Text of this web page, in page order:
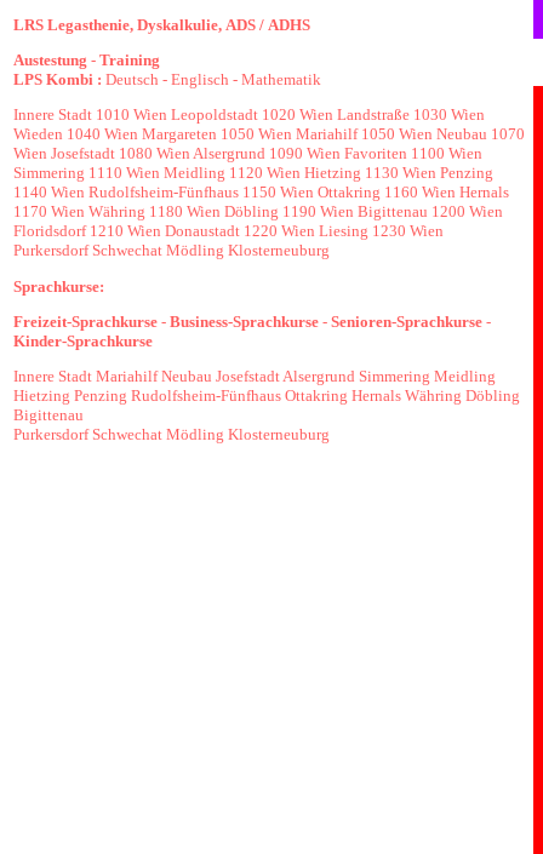
LRS Legasthenie, Dyskalkulie, ADS / ADHS
Austestung - Training
LPS Kombi : Deutsch - Englisch - Mathematik
Innere Stadt 1010 Wien Leopoldstadt 1020 Wien Landstraße 1030 Wien
Wieden 1040 Wien Margareten 1050 Wien Mariahilf1050 Wien Neubau 1070
Wien Josefstadt 1080 Wien Alsergrund 1090 Wien Favoriten 1100 Wien
Simmering 1110 Wien Meidling 1120 Wien Hietzing 1130 Wien Penzing
1140 Wien Rudolfsheim-Fünfhaus 1150 Wien Ottakring 1160 Wien Hernals
1170 Wien Währing 1180 Wien Döbling 1190 Wien Bigittenau 1200 Wien
Floridsdorf1210 Wien Donaustadt 1220 Wien Liesing 1230 Wien
Purkersdorf Schwechat Mödling Klosterneuburg
Sprachkurse:
Freizeit-Sprachkurse - Business-Sprachkurse - Senioren-Sprachkurse -
Kinder-Sprachkurse
Innere Stadt Mariahilf Neubau JosefstadtAlsergrund Simmering Meidling
Hietzing Penzing Rudolfsheim-Fünfhaus Ottakring Hernals Währing Döbling
Bigittenau
Purkersdorf Schwechat Mödling Klosterneuburg